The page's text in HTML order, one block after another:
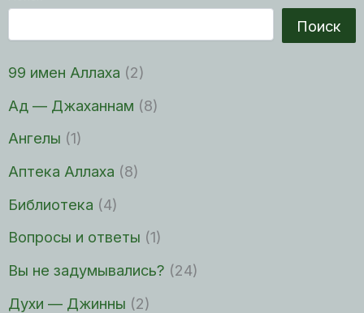
Поиск
99 имен Аллаха (2)
Ад — Джаханнам (8)
Ангелы (1)
Аптека Аллаха (8)
Библиотека (4)
Вопросы и ответы (1)
Вы не задумывались? (24)
Духи — Джинны (2)